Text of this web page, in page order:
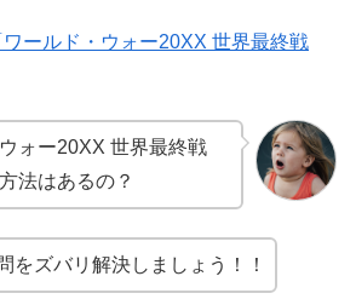
ールド・ウォー20XX 世界最終戦
ォー20XX 世界最終戦
法はあるの？
をズバリ解決しましょう！！